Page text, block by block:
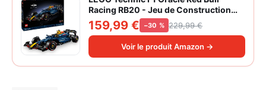
Racing RB20 - Jeu de Construction
Collector pour Adulte - Inclut Un
Moteur V6 et Une boîte de Vitesses -
Idée Cadeau pour passionnés de
Formule 1 42206
159,99 € −30 % 229,99 €
Voir le produit Amazon →